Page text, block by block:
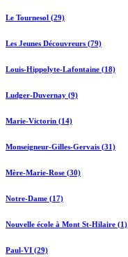
Le Tournesol (29)
Les Jeunes Découvreurs (79)
Louis-Hippolyte-Lafontaine (18)
Ludger-Duvernay (9)
Marie-Victorin (14)
Monseigneur-Gilles-Gervais (31)
Mère-Marie-Rose (30)
Notre-Dame (17)
Nouvelle école à Mont St-Hilaire (1)
Paul-VI (29)